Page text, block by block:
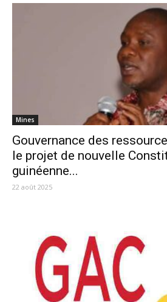
Mines
Gouvernance des
le projet de nouvelle
guinéenne...
22 août 2025